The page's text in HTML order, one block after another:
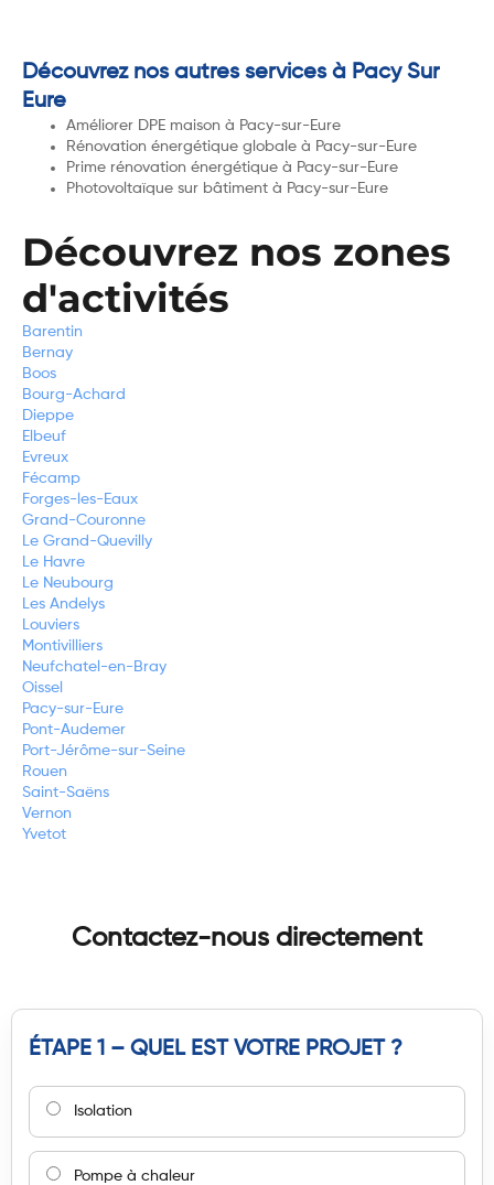
Découvrez nos autres services à Pacy Sur
Eure
Améliorer DPE maison à Pacy-sur-Eure
Rénovation énergétique globale à Pacy-sur-Eure
Prime rénovation énergétique à Pacy-sur-Eure
Photovoltaïque sur bâtiment à Pacy-sur-Eure
Découvrez nos zones
d'activités
Barentin
Bernay
Boos
Bourg-Achard
Dieppe
Elbeuf
Evreux
Fécamp
Forges-les-Eaux
Grand-Couronne
Le Grand-Quevilly
Le Havre
Le Neubourg
Les Andelys
Louviers
Montivilliers
Neufchatel-en-Bray
Oissel
Pacy-sur-Eure
Pont-Audemer
Port-Jérôme-sur-Seine
Rouen
Saint-Saëns
Vernon
Yvetot
Contactez-nous directement
ÉTAPE 1 – QUEL EST VOTRE PROJET ?
Isolation
Pompe à chaleur